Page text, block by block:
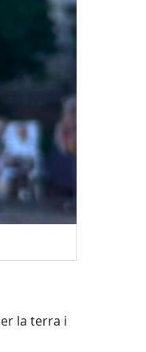
la terra i